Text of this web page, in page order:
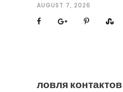
AUGUST 7, 2026
ловля